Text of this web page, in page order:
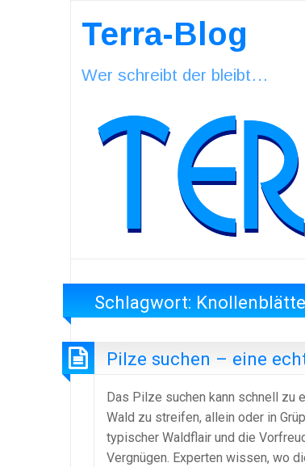
Terra-Blog
Wer schreibt der bleibt…
Schlagwort:
Pilze suchen – eine
Das Pilze suchen kann schnell zu
Wald zu streifen, allein oder in
typischer Waldflair und die
Vergnügen. Experten wissen, wo